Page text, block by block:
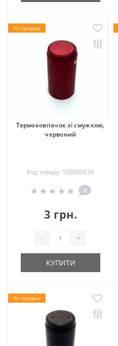
Хіт продаж
Термоковпачок зі смужкою,
червоний
Код товару: 100000636
0
3 грн.
- +
КУПИТИ
Хіт продаж